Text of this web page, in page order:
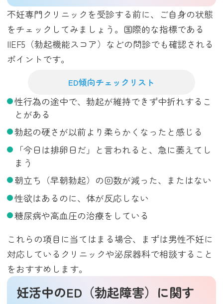
不妊専門クリニックを受診する前に、ご自身の状態
をチェックしてみましょう。国際的な指標である
IIEF5（勃起機能スコア）などの問診でも確認される
ポイントです。
ED傾向チェックリスト
性行為の途中で、勃起が維持できず中折れするこ
とがある
勃起の硬さが以前より柔らかくなったと感じる
「今日は排卵日だ」と言われると、急に萎えてし
まう
朝立ち（早朝勃起）の回数が減った、またはない
性欲はあるのに、体が反応しない
糖尿病や高血圧の治療をしている
これらの項目に当てはまる場合、まずは男性不妊に
対応しているクリニックや泌尿器科で相談すること
をおすすめします。
妊活中のED（勃起障害）に関す